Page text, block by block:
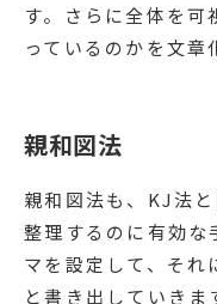
す。さらに全体を
っているのかを文章
親和図法
親和図法も、KJ法
整理するのに有効な
マを設定して、それ
と書き出していきま